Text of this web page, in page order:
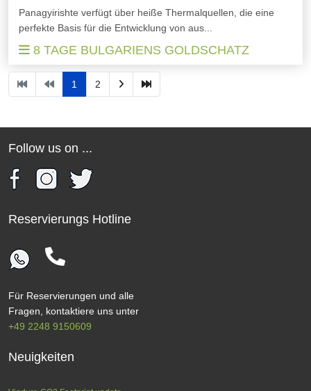
Panagyirishte verfügt über heiße Thermalquellen, die eine
perfekte Basis für die Entwicklung von aus...
8 TAGE BULGARIENS GOLDSCHATZ
1 2
Follow us on ...
Reservierungs Hotline
Für Reservierungen und alle
Fragen, kontaktiere uns unter
+49 2248 9150609
Neuigkeiten